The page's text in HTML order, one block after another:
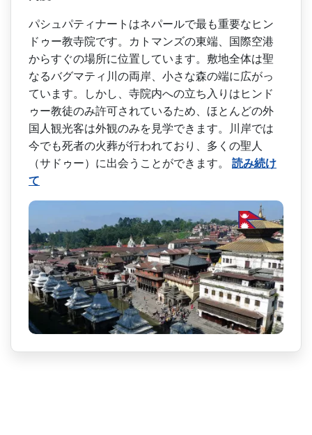
パシュパティナートはネパー­ルで最も重要なヒン
ドゥー教寺院です。カトマンズの­東端、国際空港
からすぐの場所に位置しています。敷­地全体は聖
なるバグマティ川の両岸、小さな森の端に­広がっ
ています。しかし、寺院内への立ち入りはヒン­ド
ゥー教徒のみ許可されているため、ほとんどの外
国­人観光客は外観のみを見学できます。川岸では
今でも­死者の火葬が行われており、多くの聖人
（サドゥー）­に出会うことができます。 読み続け
て